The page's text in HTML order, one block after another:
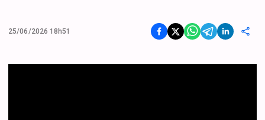
25/06/2026 18h51